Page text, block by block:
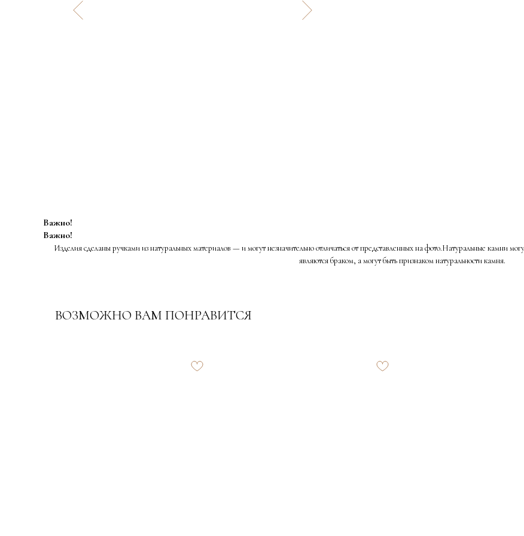
Важно!
Важно!
Изделия сделаны ручками из натуральных материалов — и могут незначительно отличаться от представленных на фото.Натуральные камни
являются браком, а могут быть признаком натуральности камня.
ВОЗМОЖНО ВАМ ПОНРАВИТСЯ